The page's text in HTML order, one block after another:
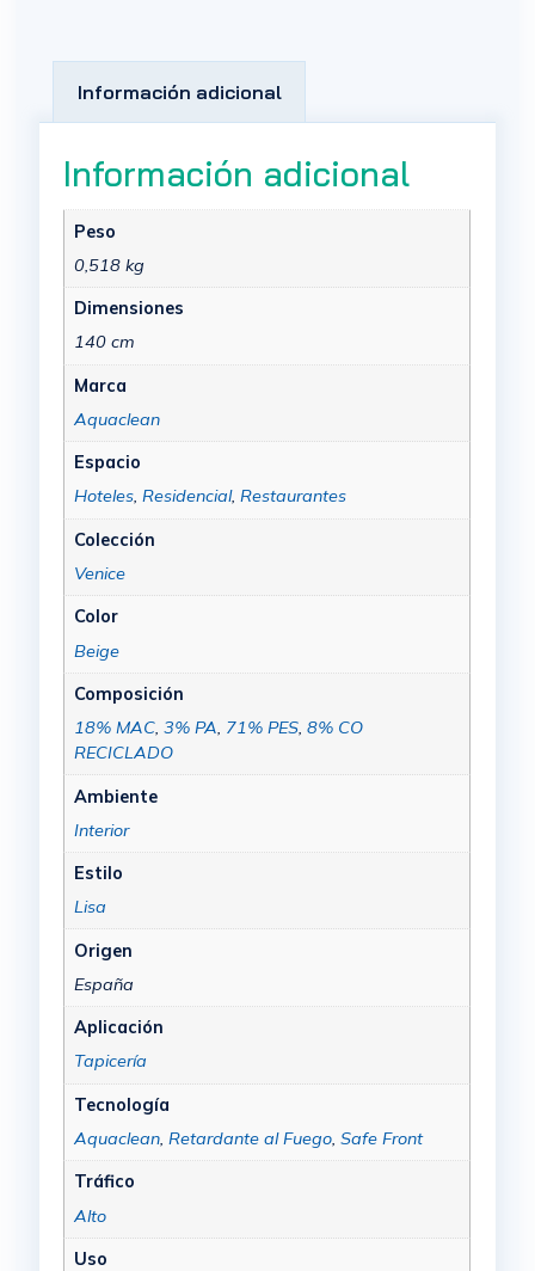
Información adicional
Información adicional
Peso
0,518 kg
Dimensiones
140 cm
Marca
Aquaclean
Espacio
Hoteles, Residencial, Restaurantes
Colección
Venice
Color
Beige
Composición
18% MAC, 3% PA, 71% PES, 8% CO
RECICLADO
Ambiente
Interior
Estilo
Lisa
Origen
España
Aplicación
Tapicería
Tecnología
Aquaclean, Retardante al Fuego, Safe Front
Tráfico
Alto
Uso